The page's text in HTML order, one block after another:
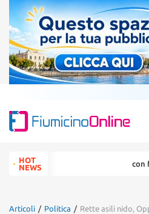
Search
for:HOT
NEWS
con
Articoli / Politica / Rette asili nido,